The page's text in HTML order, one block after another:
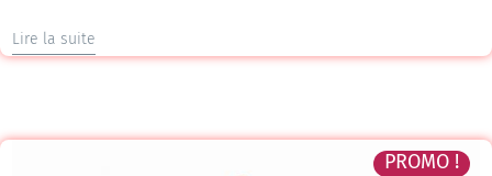
Lire la suite
PROMO !